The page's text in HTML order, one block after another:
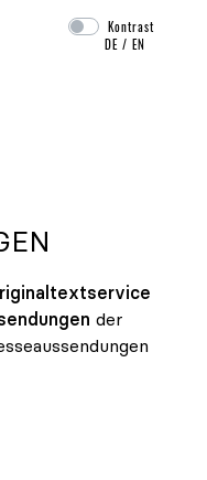
überspringen
Kontrast
DE /EN
der